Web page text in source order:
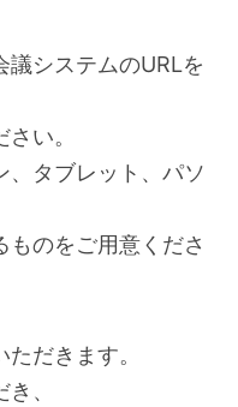
システムのURLを
い。
、タブレット、パソ
ものをご用意くださ
だきます。
、